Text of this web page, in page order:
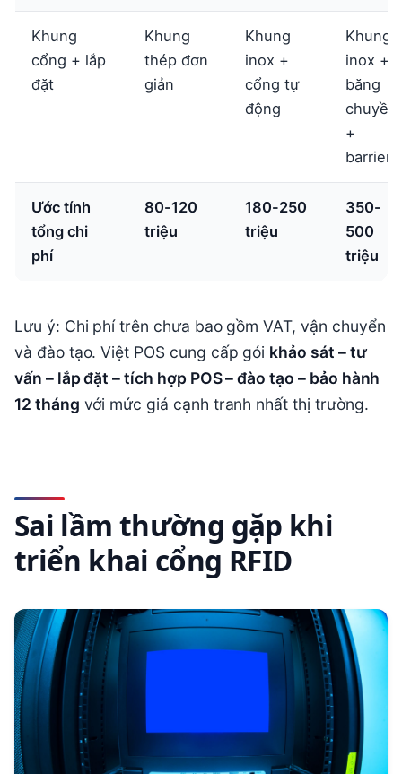
Khung
cổng + lắp
đặt
Khung
thép đơn
giản
Khung
inox +
cổng tự
động
Khung
inox +
băng
chuyền
+
barrier
Ước tính
tổng chi
phí
80-120
triệu
180-250
triệu
350-
500
triệu
Lưu ý: Chi phí trên chưa bao gồm VAT, vận chuyển
và đào tạo. Việt POS cung cấp gói khảo sát – tư
vấn – lắp đặt – tích hợp POS – đào tạo – bảo hành
12 tháng với mức giá cạnh tranh nhất thị trường.
Sai lầm thường gặp khi
triển khai cổng RFID